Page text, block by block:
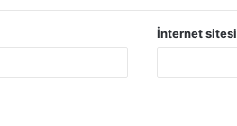
İnternet sitesi